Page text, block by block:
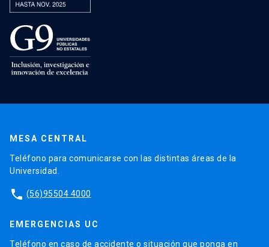
MESA CENTRAL
Teléfono para comunicarse con las distintas áreas de la
Universidad.
phone (56)95504 4000
EMERGENCIAS UC
Teléfono en caso de accidente o situación que ponga en